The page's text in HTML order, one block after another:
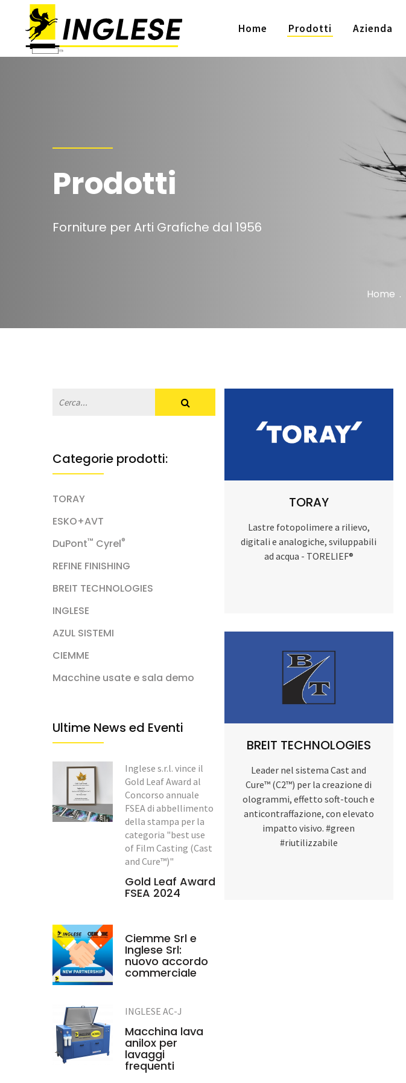
Home Prodotti Azienda
Prodotti
Forniture per Arti Grafiche dal 1956
Home .
TORAY
Lastre fotopolimere a rilievo,
digitali e analogiche, sviluppabili
ad acqua - TORELIEF®
BREIT TECHNOLOGIES
Leader nel sistema Cast and
Cure™ (C2™) per la creazione di
ologrammi, effetto soft-touch e
anticontraffazione, con elevato
impatto visivo. #green
#riutilizzabile
Categorie prodotti:
TORAY
ESKO+AVT
DuPont™ Cyrel®
REFINE FINISHING
BREIT TECHNOLOGIES
INGLESE
AZUL SISTEMI
CIEMME
Macchine usate e sala demo
Ultime News ed Eventi
Inglese s.r.l. vince il
Gold Leaf Award al
Concorso annuale
FSEA di abbellimento
della stampa per la
categoria "best use
of Film Casting (Cast
and Cure™)"
Gold Leaf Award
FSEA 2024
Ciemme Srl e
Inglese Srl:
nuovo accordo
commerciale
INGLESE AC-J
Macchina lava
anilox per
lavaggi
frequenti